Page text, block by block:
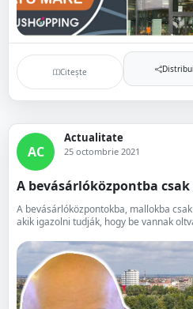
Citește
AC
Actualitate
25 octombrie 2021
A bevásárlóközpontba
A bevásárlóközpontokba, mallokba
akik igazolni tudják, hogy be vannak